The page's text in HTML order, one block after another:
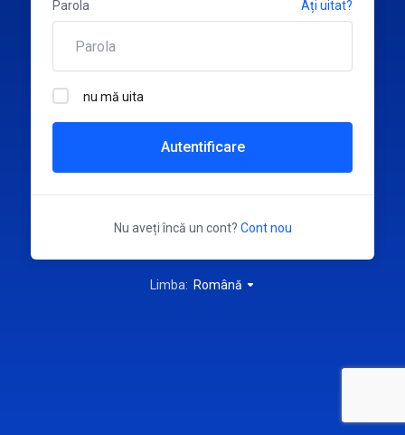
Parola Ați uitat?
nu mă uita
Autentificare
Nu aveți încă un cont? Cont nou
Limba: Română